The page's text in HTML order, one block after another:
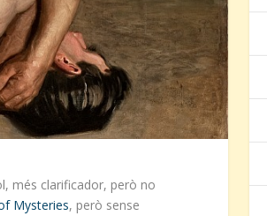
més clarificador, però no
Mysteries, però sense